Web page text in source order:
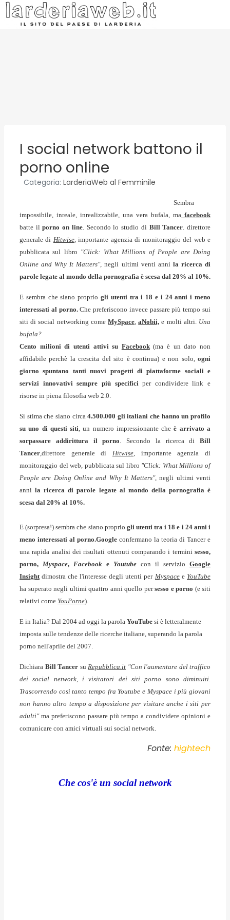
I social network battono il
porno online
Categoria: LarderiaWeb al Femminile
Sembra
impossibile, inreale, inrealizzabile, una vera bufala, ma facebook
batte ilporno on line. Secondo lo studio di Bill Tancer. direttore
generale di Hitwise, importante agenzia di monitoraggio del web e
pubblicata sul libro "Click: What Millions of People are Doing
Online and Why It Matters", negli ultimi venti anni la ricerca di
parole legate al mondo della pornografia è scesa dal 20% al 10%.
E sembra che siano proprio gli utenti tra i 18 e i 24 anni i meno
interessati al porno.Che preferiscono invece passare più tempo sui
siti di social networking come MySpace,aNobii, e molti altri. Una
bufala?
Cento milioni di utenti attivi su Facebook (ma è un dato non
affidabile perchè la crescita del sito è continua) e non solo, ogni
giorno spuntano tanti nuovi progetti di piattaforme sociali e
servizi innovativi sempre più specificiper condividere link e
risorse in piena filosofia web 2.0.
Si stima che siano circa4.500.000 gli italiani che hanno un profilo
su uno di questi siti, un numero impressionante cheè arrivato a
sorpassare addirittura il porno. Secondo la ricerca di Bill
Tancer,direttore generale di Hitwise, importante agenzia di
monitoraggio del web, pubblicata sul libro "Click: What Millions of
People are Doing Online and Why It Matters", negli ultimi venti
annila ricerca di parole legate al mondo della pornografia è
scesa dal 20% al 10%.
E (sorpresa!) sembra che siano proprio gli utenti tra i 18 e i 24 anni i
meno interessati al porno.Google confermano la teoria di Tancer e
una rapida analisi dei risultati ottenuti comparando i termini sesso,
porno, Myspace, Facebook e Youtube con il servizio Google
Insightdimostra che l'interesse degli utenti per Myspace e YouTube
ha superato negli ultimi quattro anni quello persesso e porno (e siti
relativi come YouPorne).
E in Italia? Dal 2004 ad oggi la parola YouTube si è letteralmente
imposta sulle tendenze delle ricerche italiane, superando la parola
porno nell'aprile del 2007.
Dichiara Bill Tancer su Repubblica.it "Con l'aumentare del traffico
dei social network, i visitatori dei siti porno sono diminuiti.
Trascorrendo così tanto tempo fra Youtube e Myspace i più giovani
non hanno altro tempo a disposizione per visitare anche i siti per
adulti"ma preferiscono passare più tempo a condividere opinioni e
comunicare con amici virtuali sui social network.
Fonte: hightech
Che cos'è un social network